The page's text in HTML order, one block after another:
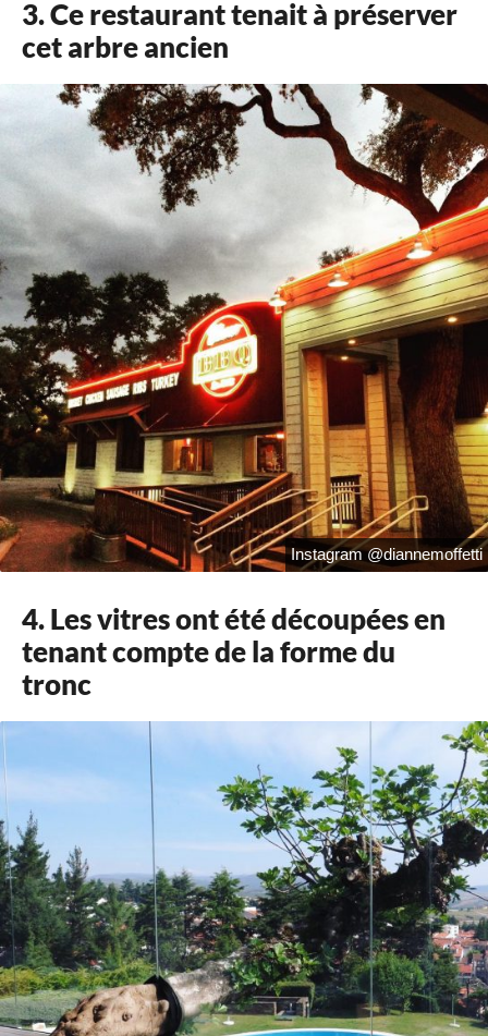
3. Ce restaurant tenait à préserver
cet arbre ancien
Instagram @diannemoffetti
4. Les vitres ont été découpées en
tenant compte de la forme du
tronc